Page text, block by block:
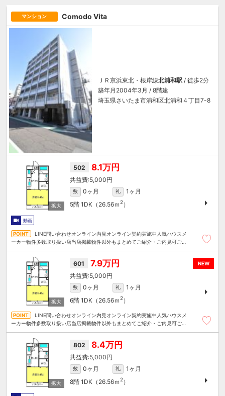
マンション Comodo Vita
ＪＲ京浜東北・根岸線北浦和駅 / 徒歩2分
築年月2004年3月 / 8階建
埼玉県さいたま市浦和区北浦和４丁目7-8
502 8.1万円
5,000円
敷 0ヶ月 礼
1ヶ月
5階 1DK（26.56ｍ 2）
動画
LINE問い合わせオンライン内見オンライン契約実施中人気ハウスメ
ーカー物件多数取り扱い店当店掲載物件以外もまとめてご紹介・ご内見可ご予
NEW
601 7.9万円
5,000円
敷 0ヶ月 礼
1ヶ月
6階 1DK（26.56ｍ 2）
LINE問い合わせオンライン内見オンライン契約実施中人気ハウスメ
ーカー物件多数取り扱い店当店掲載物件以外もまとめてご紹介・ご内見可ご予
802 8.4万円
5,000円
敷 0ヶ月 礼
1ヶ月
8階 1DK（26.56ｍ 2）